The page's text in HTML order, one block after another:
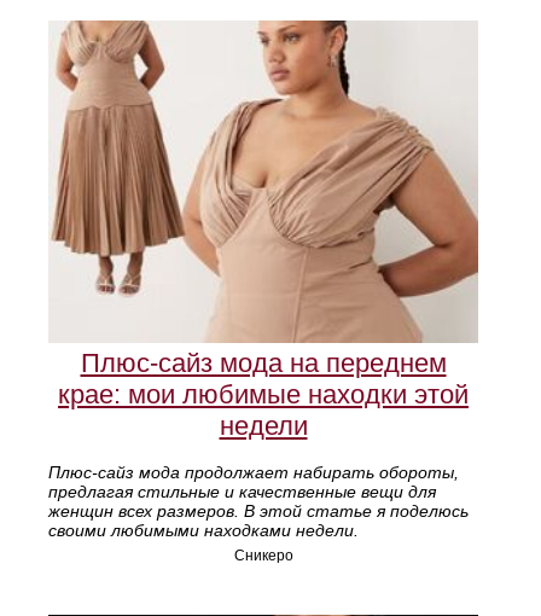
Плюс-сайз мода на переднем
крае: мои любимые находки этой
недели
Плюс-сайз мода продолжает набирать обороты,
предлагая стильные и качественные вещи для
женщин всех размеров. В этой статье я поделюсь
своими любимыми находками недели.
Сникеро